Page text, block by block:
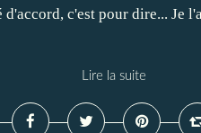
c'est pour dire... Je
Lire la suite